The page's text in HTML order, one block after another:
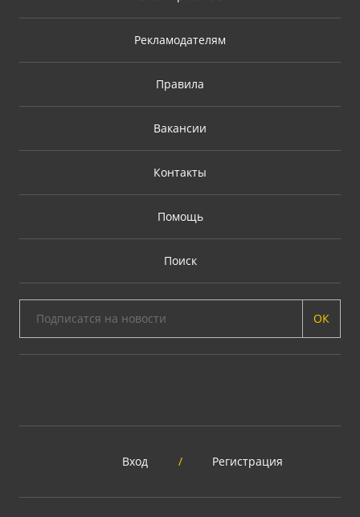
Рекламодателям
Правила
Вакансии
Контакты
Помощь
Поиск
ОК
Вход / Регистрация